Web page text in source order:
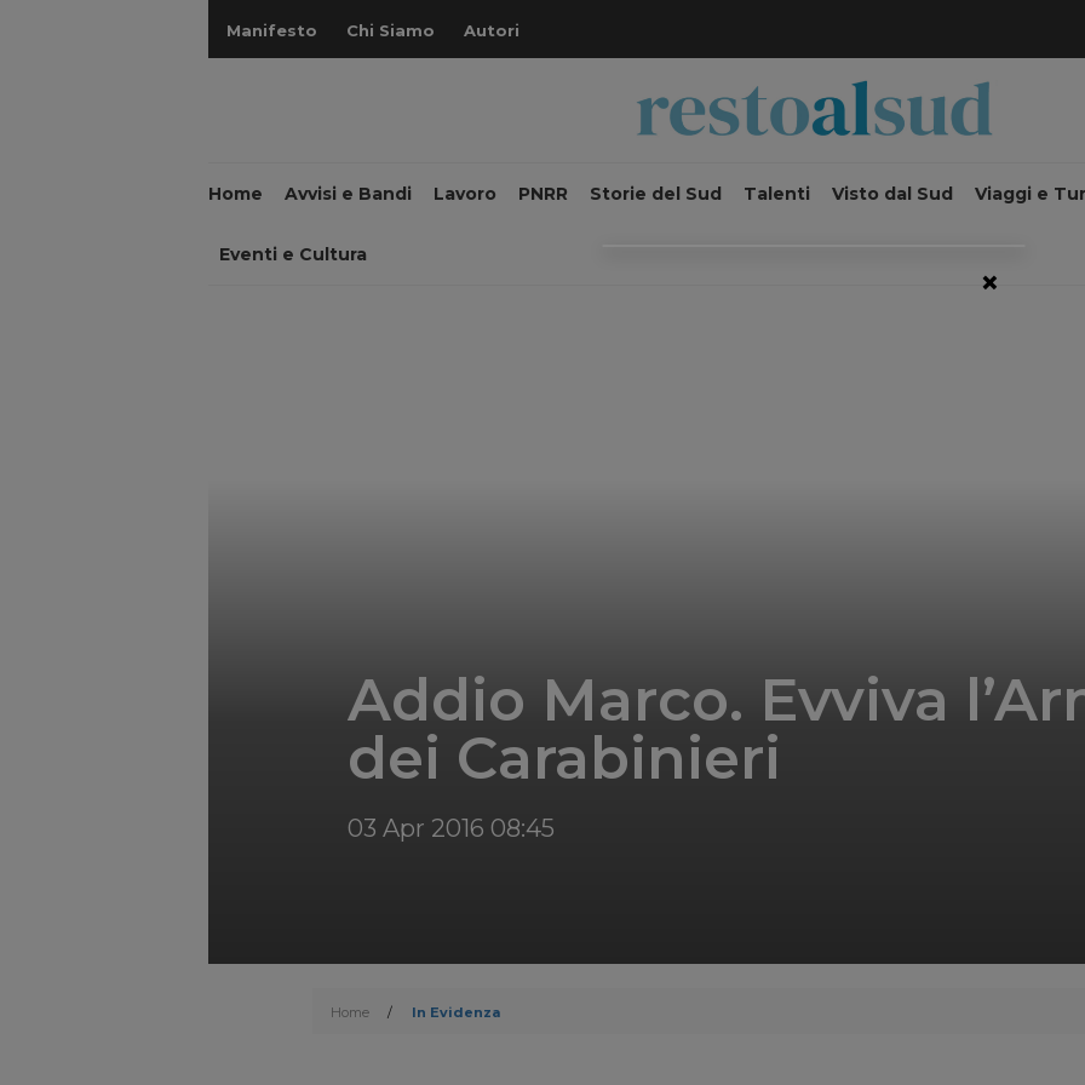
Manifesto Chi Siamo Autori
Home Avvisi e Bandi Lavoro PNRR Storie del Sud Talenti Visto dal Sud Viaggi e
Eventi e Cultura
Addio Marco. Evviva
dei Carabinieri
03 Apr 2016 08:45
Home / In Evidenza
×